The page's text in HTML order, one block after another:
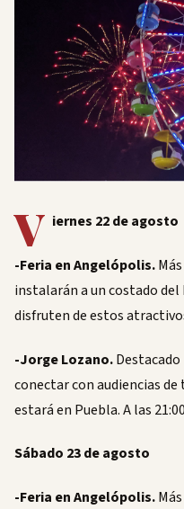
V iernes 22 de agosto
-Feria en Angelópolis.
instalarán a un costado
disfruten de estos
-Jorge Lozano.
conectar con audiencias de
estará en Puebla. A las
Sábado 23 de agosto
-Feria en Angelópolis.